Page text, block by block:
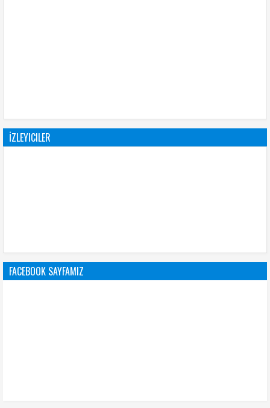
İZLEYICILER
FACEBOOK SAYFAMIZ